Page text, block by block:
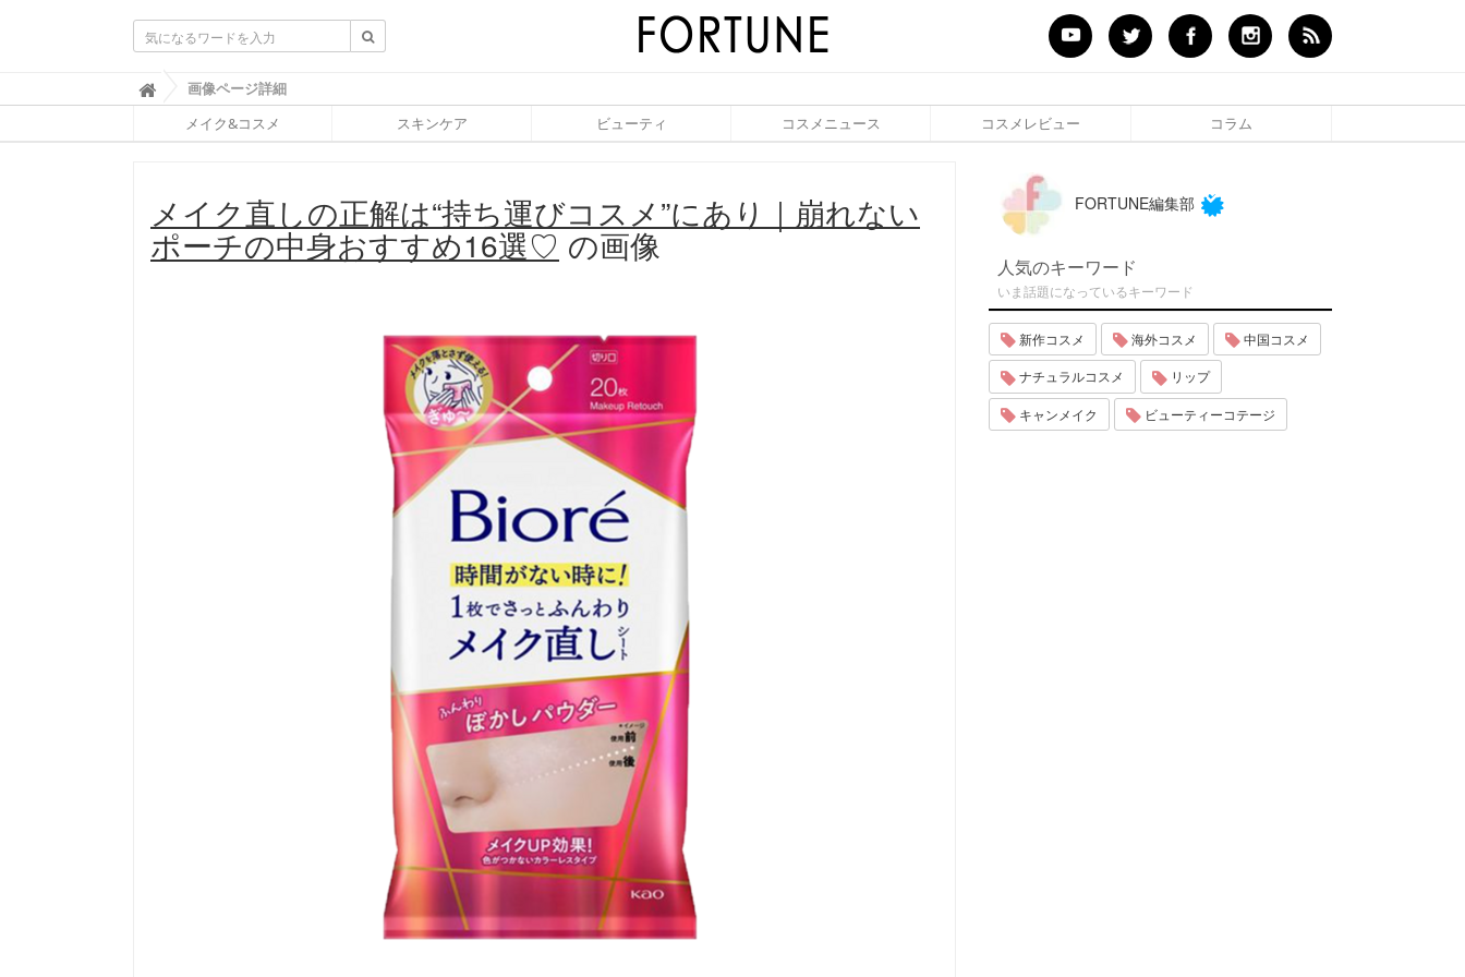
ふ
ぉ
ち
F
O
R
画像ページ詳細
メイク&コスメ スキンケア ビューティ コスメニュース コスメレビュー コラム
メイク直しの正解は“持ち運びコスメ”にあり｜崩れない
ポーチの中身おすすめ16選♡ の画像
FORTUNE編集部
人気のキーワード
いま話題になっているキーワード
新作コスメ 海外コスメ 中国コスメ
ナチュラルコスメ リップ
キャンメイク ビューティーコテージ